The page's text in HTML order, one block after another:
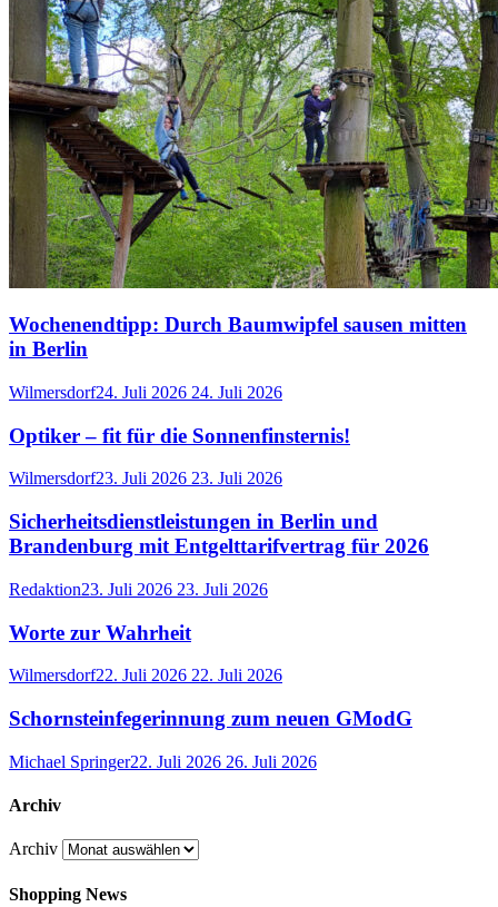
Wochenendtipp: Durch Baumwipfel sausen mitten
in Berlin
Wilmersdorf24. Juli 2026 24. Juli 2026
Optiker – fit für die Sonnenfinsternis!
Wilmersdorf23. Juli 2026 23. Juli 2026
Sicherheitsdienstleistungen in Berlin und
Brandenburg mit Entgelttarifvertrag für 2026
Redaktion23. Juli 2026 23. Juli 2026
Worte zur Wahrheit
Wilmersdorf22. Juli 2026 22. Juli 2026
Schornsteinfegerinnung zum neuen GModG
Michael Springer22. Juli 2026 26. Juli 2026
Archiv
Archiv
Shopping News